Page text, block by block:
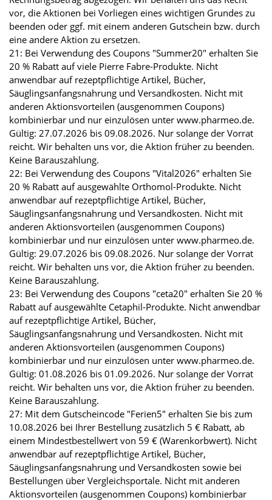
vor, die Aktionen bei Vorliegen eines wichtigen Grundes zu
beenden oder ggf. mit einem anderen Gutschein bzw. durch
eine andere Aktion zu ersetzen.
21: Bei Verwendung des Coupons "Summer20" erhalten Sie
20 % Rabatt auf viele Pierre Fabre-Produkte. Nicht
anwendbar auf rezeptpflichtige Artikel, Bücher,
Säuglingsanfangsnahrung und Versandkosten. Nicht mit
anderen Aktionsvorteilen (ausgenommen Coupons)
kombinierbar und nur einzulösen unter www.pharmeo.de.
Gültig: 27.07.2026 bis 09.08.2026. Nur solange der Vorrat
reicht. Wir behalten uns vor, die Aktion früher zu beenden.
Keine Barauszahlung.
22: Bei Verwendung des Coupons "Vital2026" erhalten Sie
20 % Rabatt auf ausgewählte Orthomol-Produkte. Nicht
anwendbar auf rezeptpflichtige Artikel, Bücher,
Säuglingsanfangsnahrung und Versandkosten. Nicht mit
anderen Aktionsvorteilen (ausgenommen Coupons)
kombinierbar und nur einzulösen unter www.pharmeo.de.
Gültig: 29.07.2026 bis 09.08.2026. Nur solange der Vorrat
reicht. Wir behalten uns vor, die Aktion früher zu beenden.
Keine Barauszahlung.
23: Bei Verwendung des Coupons "ceta20" erhalten Sie 20 %
Rabatt auf ausgewählte Cetaphil-Produkte. Nicht anwendbar
auf rezeptpflichtige Artikel, Bücher,
Säuglingsanfangsnahrung und Versandkosten. Nicht mit
anderen Aktionsvorteilen (ausgenommen Coupons)
kombinierbar und nur einzulösen unter www.pharmeo.de.
Gültig: 01.08.2026 bis 01.09.2026. Nur solange der Vorrat
reicht. Wir behalten uns vor, die Aktion früher zu beenden.
Keine Barauszahlung.
27: Mit dem Gutscheincode "Ferien5" erhalten Sie bis zum
10.08.2026 bei Ihrer Bestellung zusätzlich 5 € Rabatt, ab
einem Mindestbestellwert von 59 € (Warenkorbwert). Nicht
anwendbar auf rezeptpflichtige Artikel, Bücher,
Säuglingsanfangsnahrung und Versandkosten sowie bei
Bestellungen über Vergleichsportale. Nicht mit anderen
Aktionsvorteilen (ausgenommen Coupons) kombinierbar